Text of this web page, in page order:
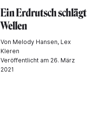
Ein Erdrutsch schlägt
Wellen
Von Melody Hansen, Lex
Kleren
Veröffentlicht am 26. März
2021